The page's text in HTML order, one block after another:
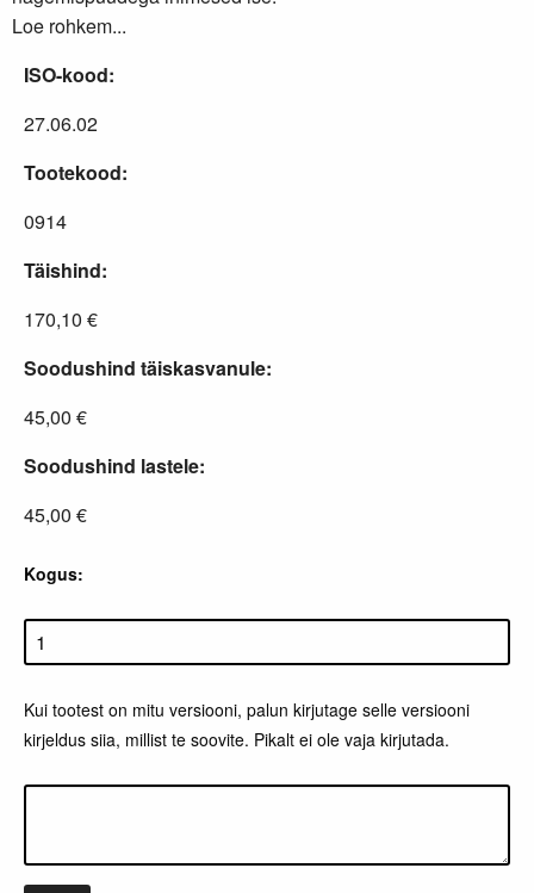
Loe rohkem...
ISO-kood:
27.06.02
Tootekood:
0914
Täishind:
170,10 €
Soodushind täiskasvanule:
45,00 €
Soodushind lastele:
45,00 €
Kogus:
Kui tootest on mitu versiooni, palun kirjutage selle versiooni
kirjeldus siia, millist te soovite. Pikalt ei ole vaja kirjutada.